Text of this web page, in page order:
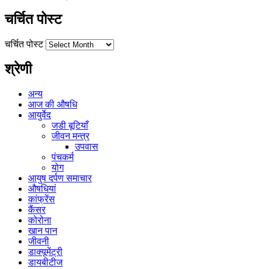
चर्चित पोस्ट
चर्चित पोस्ट
श्रेणी
अन्य
आज की औषधि
आयुर्वेद
जडी बूटियाँ
जीवन मन्त्र
उपवास
पंचकर्म
योग
आयुष दर्पण समाचार
औषधियां
कांफ्रेंस
कैंसर
कोरोना
खान पान
जीवनी
डाक्यूमेंट्री
डायबीटीज